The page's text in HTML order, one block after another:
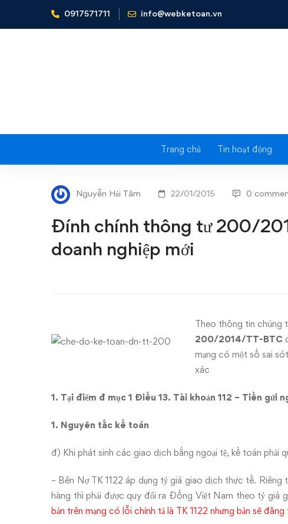
0917571711 info@webketoan.vn
Trang chủ Tin hoạt động
Home Nghiệp vụ Kế toán & Thuế Đính chính thông tư 200/
Đính
chính
thông
tư
200/2014/TT-
độ
toán
doanh
nghiệp
mới
Nguyễn Hải Tâm 22/01/2015 0
Đính chính thông tư 200/
doanh nghiệp mới
Theo thông tin chúng
200/2014/TT-BTC
mạng có một số sai
xác
1. Tại điểm đ mục 1 Điều 13. Tài khoản 112 – Tiền gửi
1. Nguyên tắc kế toán
đ) Khi phát sinh các giao dịch bằng ngoại tệ, kế toán
– Bên Nợ TK 1122 áp dụng tỷ giá giao dịch thực tế.
hàng thì phải được quy đổi ra Đồng Việt Nam theo tỷ giá
bản trên mạng có lỗi chính tả là TK 1122 nhưng bản sẽ